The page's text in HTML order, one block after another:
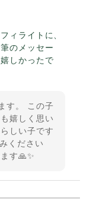
ィライトに、
のメッセー
しかったで
す。 この子
嬉しく思い
しい子です
ください
す🙏✨